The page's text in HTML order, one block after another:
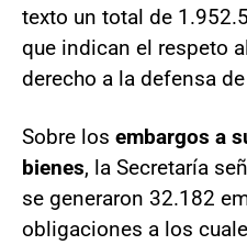
texto un total de
que indican el respeto
derecho a la defensa
Sobre los embargos a
bienes, la Secretaría
se generaron 32.182
obligaciones a los